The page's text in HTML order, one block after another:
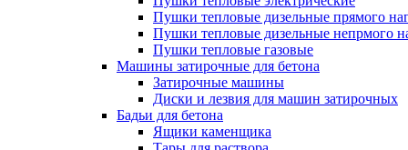
Пушки тепловые дизельные прямого
Пушки тепловые дизельные непрмого
Пушки тепловые газовые
Машины затирочные для бетона
Затирочные машины
Диски и лезвия для машин затирочных
Бадьи для бетона
Ящики каменщика